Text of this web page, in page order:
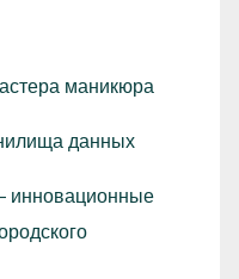
маникюра
данных
инновационные